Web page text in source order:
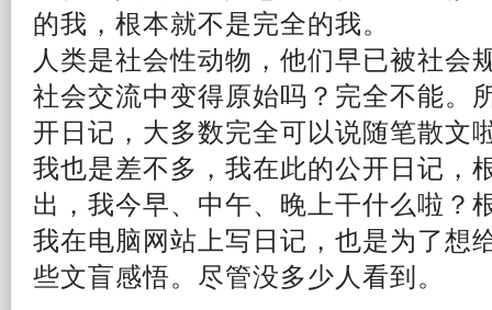
的我，根本就不是完全的我。
人类是社会性动物，他们早已被社会
社会交流中变得原始吗？完全不能。
开日记，大多数完全可以说随笔散文
我也是差不多，我在此的公开日记，
出，我今早、中午、晚上干什么啦？
我在电脑网站上写日记，也是为了想
些文盲感悟。尽管没多少人看到。